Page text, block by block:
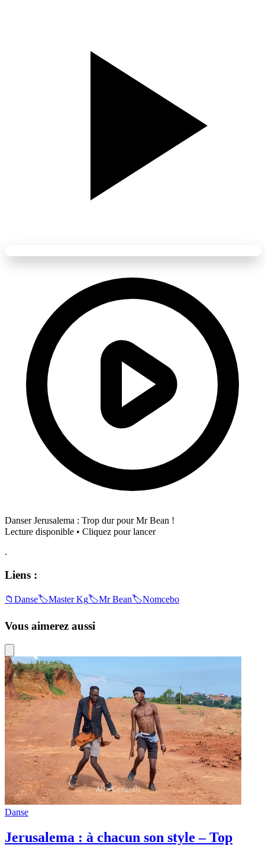
Danser Jerusalema : Trop dur pour Mr Bean !
Lecture disponible • Cliquez pour lancer
.
Liens :
📁 Danse🏷️Master Kg🏷️Mr Bean🏷️Nomcebo
Vous aimerez aussi
Danse
Jerusalema : à chacun son style – Top